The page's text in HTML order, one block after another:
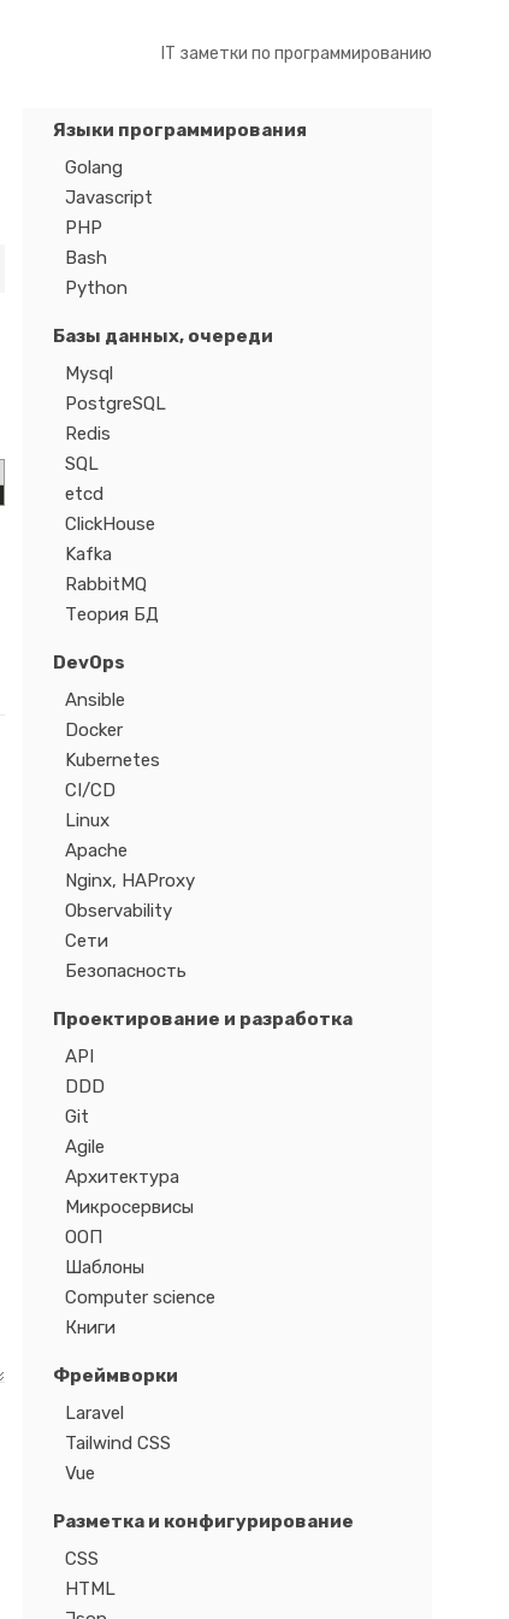
IT заметки по программированию
Языки программирования
Golang
Javascript
PHP
Bash
Python
Базы данных, очереди
Mysql
PostgreSQL
Redis
SQL
etcd
ClickHouse
Kafka
RabbitMQ
Теория БД
DevOps
Ansible
Docker
Kubernetes
CI/CD
Linux
Apache
Nginx, HAProxy
Observability
Сети
Безопасность
Проектирование и разработка
API
DDD
Git
Agile
Архитектура
Микросервисы
ООП
Шаблоны
Computer science
Книги
Фреймворки
Laravel
Tailwind CSS
Vue
Разметка и конфигурирование
CSS
HTML